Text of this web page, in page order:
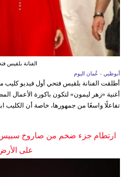
الفنانة بلقيس
أبوظبي - عُمان اليوم
أطلقت الفنانة بلقيس فتحي أول فيديو كليب من
أغنية «زهر ليمون» لتكون باكورة الأعمال
تفاعلًا واسعًا من جمهورها، خاصة أن الكليب
ارتطام جزء ضخم من صاروخ سبيس
على